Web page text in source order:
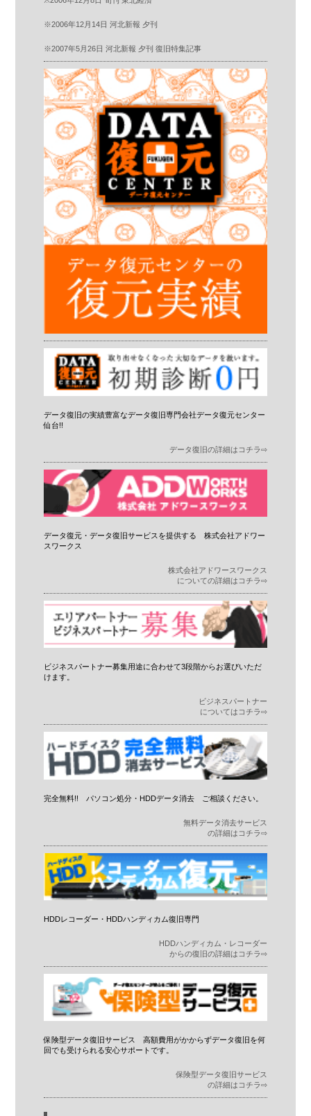
※2006年12月14日 河北新報 夕刊
※2007年5月26日 河北新報 夕刊 復旧特集記事
データ復旧の実績豊富なデータ復旧専門会社データ復元センター
仙台!!
データ復旧の詳細はコチラ⇨
データ復元・データ復旧サービスを提供する 株式会社アドワー
スワークス
株式会社アドワースワークス
についての詳細はコチラ⇨
ビジネスパートナー募集用途に合わせて3段階からお選びいただ
けます。
ビジネスパートナー
についてはコチラ⇨
完全無料!! パソコン処分・HDDデータ消去 ご相談ください。
無料データ消去サービス
の詳細はコチラ⇨
HDDレコーダー・HDDハンディカム復旧専門
HDDハンディカム・レコーダー
からの復旧の詳細はコチラ⇨
保険型データ復旧サービス 高額費用がかからずデータ復旧を何
回でも受けられる安心サポートです。
保険型データ復旧サービス
の詳細はコチラ⇨